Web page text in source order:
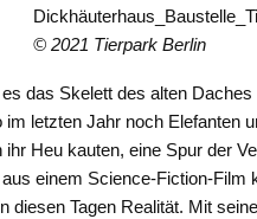
© 2021 Tierpark Berlin
das Skelett des alten Daches
im letzten Jahr noch Elefanten
ihr Heu kauten, eine Spur der
einem Science-Fiction-Film
diesen Tagen Realität. Mit